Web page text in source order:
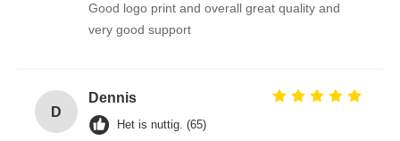
Good logo print and overall great quality and
very good support
D
Dennis
Het is nuttig. (65)